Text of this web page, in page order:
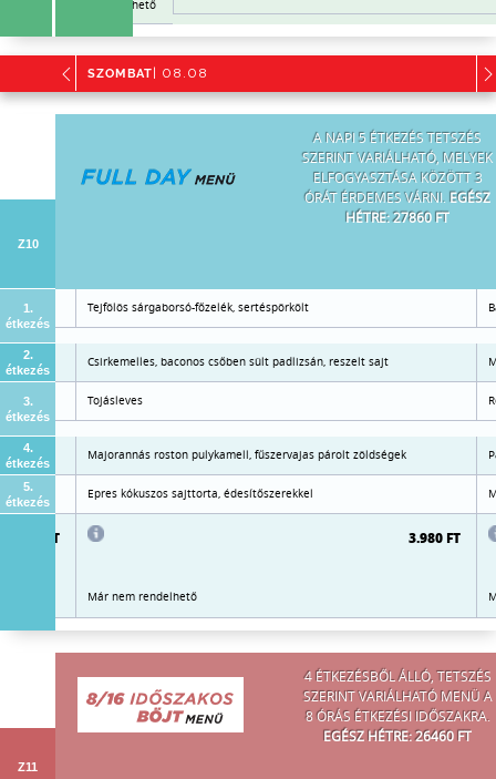
Már nem rendelhető
SZOMBAT | 08.08
A NAPI 5 ÉTKEZÉS TETSZÉS
SZERINT VARIÁLHATÓ, MELYEK
ELFOGYASZTÁSA KÖZÖTT 3
ÓRÁT ÉRDEMES VÁRNI. EGÉSZ
HÉTRE: 27860 FT
Z10
1.
étkezés
Tejfölös sárgaborsó-főzelék, sertéspörkölt
2.
étkezés
Csirkemelles, baconos csőben sült padlizsán, reszelt sajt
3.
étkezés
Tojásleves
4.
étkezés
Majorannás roston pulykamell, fűszervajas párolt zöldségek
5.
étkezés
Epres kókuszos sajttorta, édesítőszerekkel
3.980 FT 3.980 FT
Már nem rendelhető
4 ÉTKEZÉSBŐL ÁLLÓ, TETSZÉS
SZERINT VARIÁLHATÓ MENÜ A
8 ÓRÁS ÉTKEZÉSI IDŐSZAKRA.
EGÉSZ HÉTRE: 26460 FT
Z11